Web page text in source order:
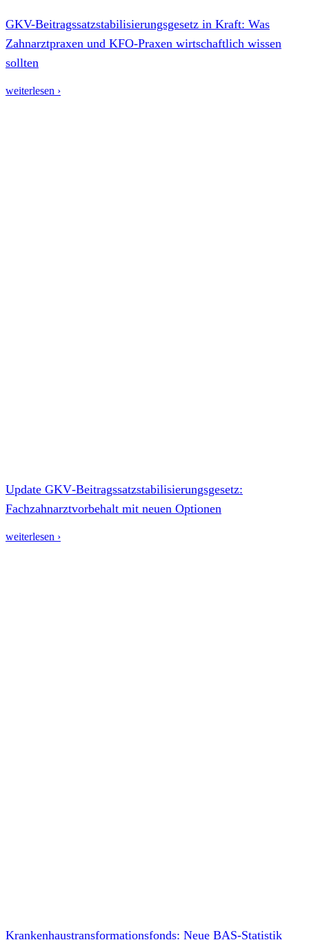
GKV-Beitragssatzstabilisierungsgesetz in Kraft: Was
Zahnarztpraxen und KFO-Praxen wirtschaftlich wissen
sollten
weiterlesen ›
Update GKV‑Beitragssatzstabilisierungsgesetz:
Fachzahnarztvorbehalt mit neuen Optionen
weiterlesen ›
Krankenhaustransformationsfonds: Neue BAS-Statistik